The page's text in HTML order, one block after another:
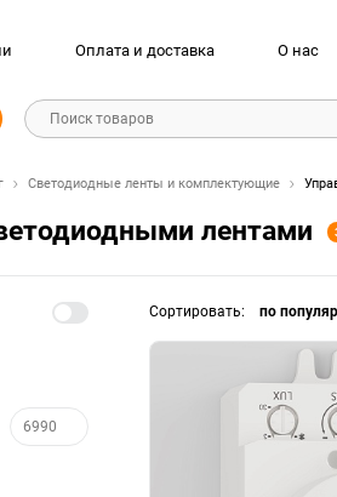
Оплата и доставка О нас
Поиск товаров
Светодиодные ленты и комплектующие
лентами
Сортировать: по